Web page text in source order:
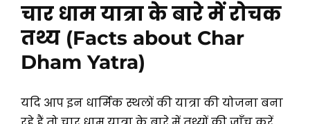
चार धाम यात्रा के बारे में रोचक
तथ्य (Facts about Char
Dham Yatra)
यदि आप इन धार्मिक स्थलों की यात्रा की योजना बना